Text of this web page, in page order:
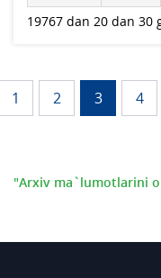
19767 dan 20 dan 30
1 2 3 4
"Arxiv ma`lumotlarini